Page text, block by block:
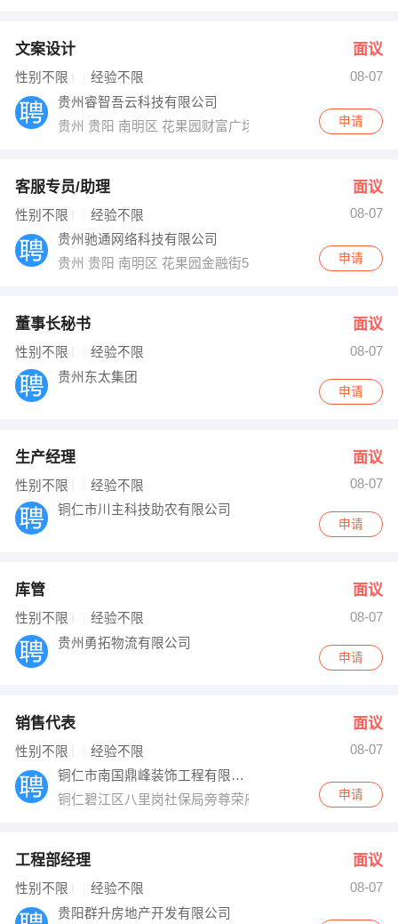
文案设计 面议
性别不限 经验不限
08-07
贵州睿智吾云科技有限公司
贵州 贵阳 南明区 花果园财富广场1号楼1922
申请
客服专员/助理 面议
性别不限 经验不限
08-07
贵州驰通网络科技有限公司
贵州 贵阳 南明区 花果园金融街5号27楼
申请
董事长秘书 面议
性别不限 经验不限
08-07
贵州东太集团
申请
生产经理 面议
性别不限 经验不限
08-07
铜仁市川主科技助农有限公司
申请
库管 面议
性别不限 经验不限
08-07
贵州勇拓物流有限公司
申请
销售代表 面议
性别不限 经验不限
08-07
铜仁市南国鼎峰装饰工程有限公司
铜仁碧江区八里岗社保局旁尊荣府邸临街二楼
申请
工程部经理 面议
性别不限 经验不限
08-07
贵阳群升房地产开发有限公司